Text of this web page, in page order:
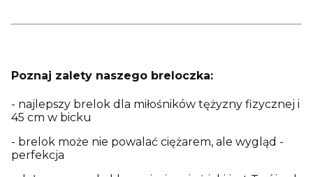
Poznaj zalety naszego breloczka:
- najlepszy brelok dla miłośników tężyzny fizycznej i
45 cm w bicku
- brelok może nie powalać ciężarem, ale wygląd -
perfekcja